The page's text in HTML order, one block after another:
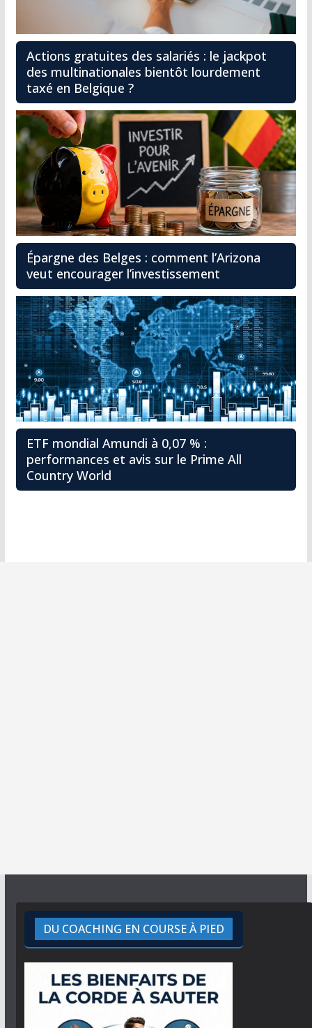
Actions gratuites des salariés : le jackpot
des multinationales bientôt lourdement
taxé en Belgique ?
Épargne des Belges : comment l’Arizona
veut encourager l’investissement
ETF mondial Amundi à 0,07 % :
performances et avis sur le Prime All
Country World
DU COACHING EN COURSE À PIED